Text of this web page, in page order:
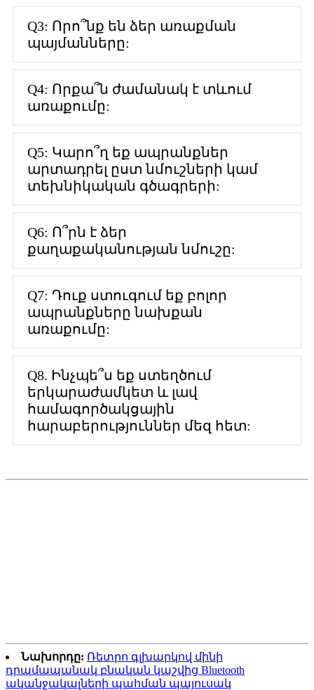
Q3: Որո՞նք են ձեր առաքման
պայմանները:
Q4: Որքա՞ն ժամանակ է տևում
առաքումը:
Q5: Կարո՞ղ եք ապրանքներ
արտադրել ըստ նմուշների կամ
տեխնիկական գծագրերի:
Q6: Ո՞րն է ձեր
քաղաքականության նմուշը:
Q7: Դուք ստուգում եք բոլոր
ապրանքները նախքան
առաքումը:
Q8. Ինչպե՞ս եք ստեղծում
երկարաժամկետ և լավ
համագործակցային
հարաբերություններ մեզ հետ:
Նախորդը: Ռետրո գլխարկով մինի
դրամապանակ բնական կաշվից Bluetooth
ականջակալների պահման պայուսակ